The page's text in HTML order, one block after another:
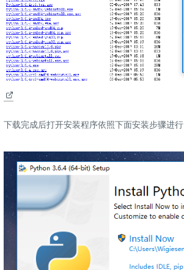
下载完成后打开安装程序依照下面安装步骤进行